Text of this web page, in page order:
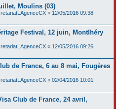
Moulins (03)
« 12/05/2016 09:38
Festival, 12 juin, Montlhéry
« 12/05/2016 09:26
de France, 6 au 8 mai, Fougères
«02/04/2016 10:01
Club de France, 24 avril,